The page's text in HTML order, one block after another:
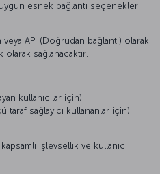
esnek bağlantı seçenekleri
veya API (Doğrudan bağlantı) olarak
sağlanacaktır.
kullanıcılar için)
taraf sağlayıcı kullananlar için)
işlevsellik ve kullanıcı